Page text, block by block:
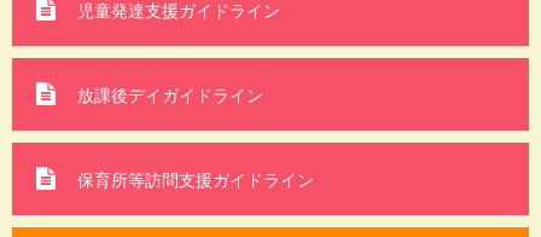
児童発達支援ガイドライン
放課後デイガイドライン
保育所等訪問支援ガイドライン